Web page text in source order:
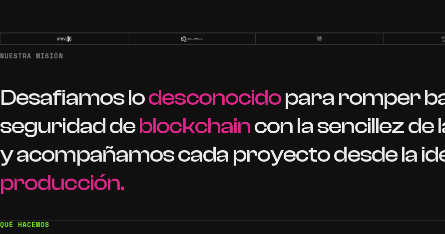
NUESTRA MISIÓN
Desafiamoslodesconocidopararomper
seguridaddeblockchainconlasencillezde
yacompañamoscada proyectodesdela
producción.
QUÉ HACEMOS